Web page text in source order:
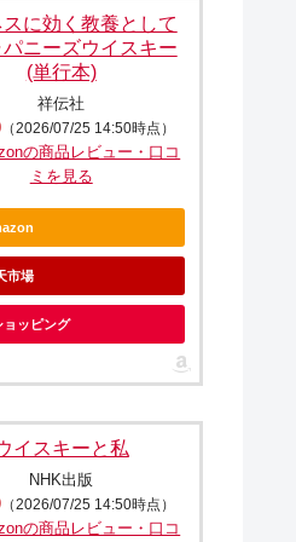
スに効く教養として
ニーズウイスキー
(単行本)
祥伝社
（2026/07/25 14:50時点）
の商品レビュー・口コ
ミを見る
市場
ッピング
イスキーと私
NHK出版
（2026/07/25 14:50時点）
の商品レビュー・口コ